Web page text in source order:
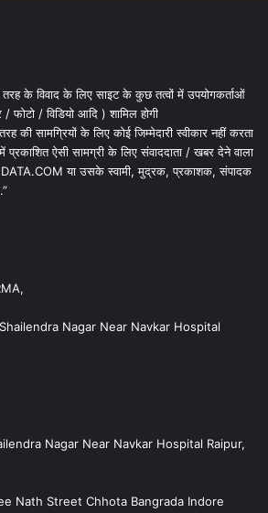
तरह के विवाद के लिए साइट के कुछ तत्वों में उपयोगकर्ताओं
/ फोटो / विडियो आदि ) शामिल होगी
सामग्रियों के लिए कोई जिम्मेदारी स्वीकार नहीं करता
ऐसी सामग्री के लिए संवाददाता / खबर देने वाला
या उसके स्वामी, मुद्रक, प्रकाशक, संपादक
Nagar Near Navkar Hospital
Nagar Near Navkar Hospital Raipur,
Nath Street Chhota Bangrada Indore